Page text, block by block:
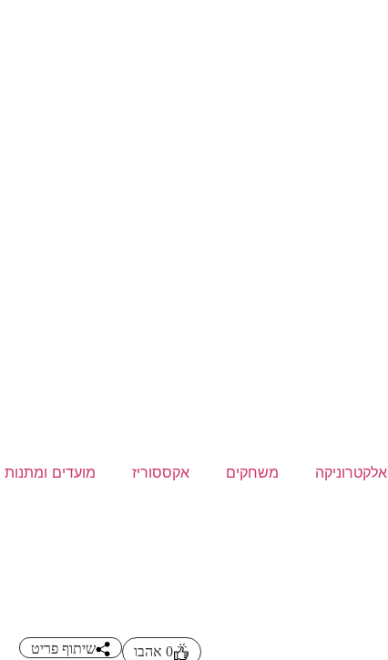
אלקטרוניקה משחקים אקססוריז מועדים ומתנות
0 אהבו שיתוף פריט